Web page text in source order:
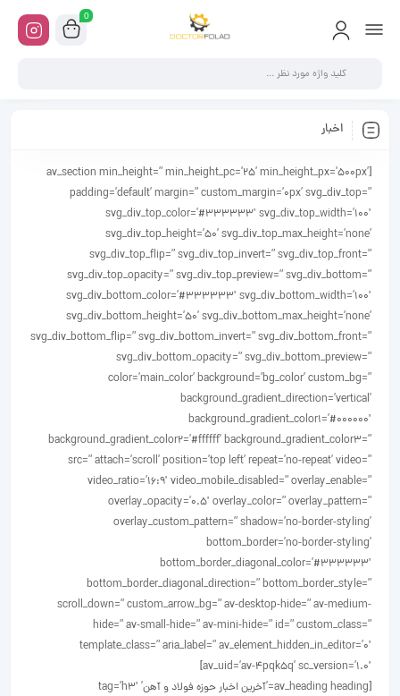
0
اخبار
[av_section min_height=” min_height_pc=’25’ min_height_px=’500px’
padding=’default’ margin=” custom_margin=’0px’ svg_div_top=”
svg_div_top_color=’#333333′ svg_div_top_width=’100′
svg_div_top_height=’50’ svg_div_top_max_height=’none’
svg_div_top_flip=” svg_div_top_invert=” svg_div_top_front=”
svg_div_top_opacity=” svg_div_top_preview=” svg_div_bottom=”
svg_div_bottom_color=’#333333′ svg_div_bottom_width=’100′
svg_div_bottom_height=’50’ svg_div_bottom_max_height=’none’
svg_div_bottom_flip=” svg_div_bottom_invert=” svg_div_bottom_front=”
svg_div_bottom_opacity=” svg_div_bottom_preview=”
color=’main_color’ background=’bg_color’ custom_bg=”
background_gradient_direction=’vertical’
background_gradient_color1=’#000000′
background_gradient_color2=’#ffffff’ background_gradient_color3=”
src=” attach=’scroll’ position=’top left’ repeat=’no-repeat’ video=”
video_ratio=’16:9′ video_mobile_disabled=” overlay_enable=”
overlay_opacity=’0.5′ overlay_color=” overlay_pattern=”
overlay_custom_pattern=” shadow=’no-border-styling’
bottom_border=’no-border-styling’
bottom_border_diagonal_color=’#333333′
bottom_border_diagonal_direction=” bottom_border_style=”
scroll_down=” custom_arrow_bg=” av-desktop-hide=” av-medium-
hide=” av-small-hide=” av-mini-hide=” id=” custom_class=”
template_class=” aria_label=” av_element_hidden_in_editor=’0′
av_uid=’av-4pqk5q’ sc_version=’1.0′]
[av_heading heading=’آخرین اخبار حوزه فولاد و آهن’ tag=’h3′